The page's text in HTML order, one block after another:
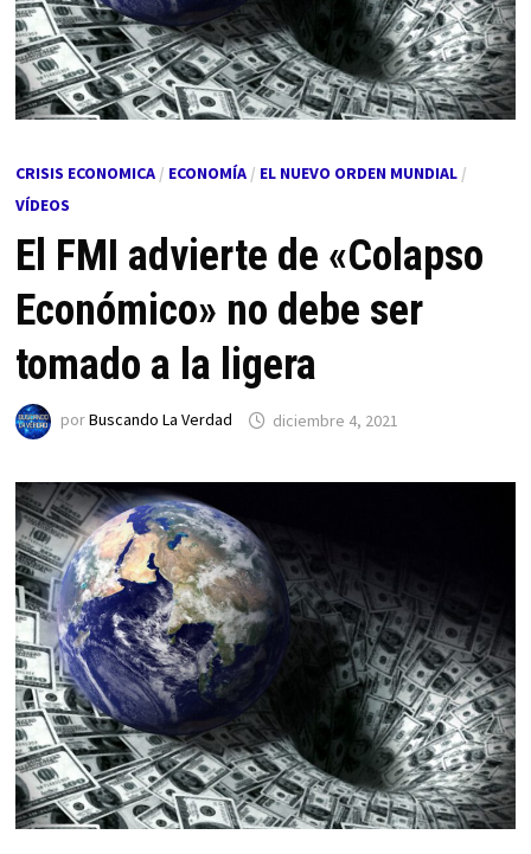
CRISIS ECONOMICA/ ECONOMÍA/ EL NUEVO ORDEN MUNDIAL/
VÍDEOS
El FMI advierte de «Colapso
Económico» no debe ser
tomado a la ligera
porBuscando La Verdad diciembre 4, 2021